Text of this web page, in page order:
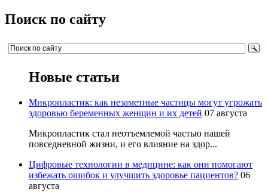
Поиск по сайту
Новые статьи
Микропластик: как незаметные частицы могут угрожать
здоровью беременных женщин и их детей 07 августа
Микропластик стал неотъемлемой частью нашей
повседневной жизни, и его влияние на здор...
Цифровые технологии в медицине: как они помогают
избежать ошибок и улучшить здоровье пациентов? 06
августа